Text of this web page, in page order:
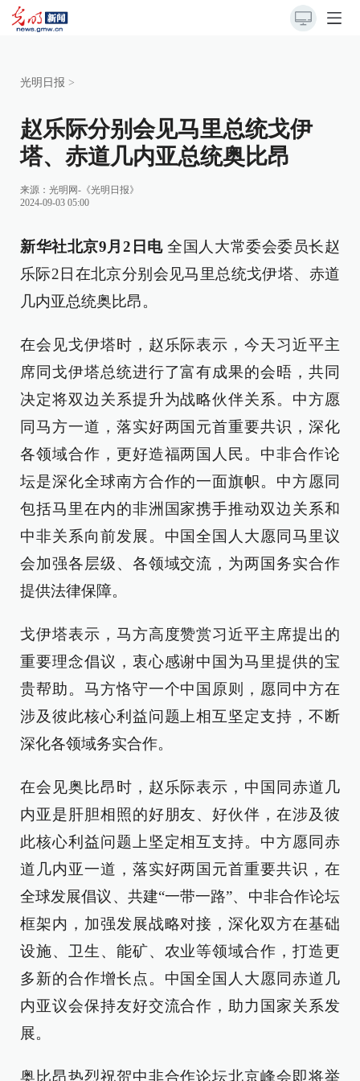
光明日报 >
赵乐际分别会见马里总统戈伊
塔、赤道几内亚总统奥比昂
来源： 光明网-《光明日报》
2024-09-03 05:00
新华社北京9月2日电全国人大常委会委员长赵
乐际2日在北京分别会见马里总统戈伊塔、赤道
几内亚总统奥比昂。
在会见戈伊塔时，赵乐际表示，今天习近平主
席同戈伊塔总统进行了富有成果的会晤，共同
决定将双边关系提升为战略伙伴关系。中方愿
同马方一道，落实好两国元首重要共识，深化
各领域合作，更好造福两国人民。中非合作论
坛是深化全球南方合作的一面旗帜。中方愿同
包括马里在内的非洲国家携手推动双边关系和
中非关系向前发展。中国全国人大愿同马里议
会加强各层级、各领域交流，为两国务实合作
提供法律保障。
戈伊塔表示，马方高度赞赏习近平主席提出的
重要理念倡议，衷心感谢中国为马里提供的宝
贵帮助。马方恪守一个中国原则，愿同中方在
涉及彼此核心利益问题上相互坚定支持，不断
深化各领域务实合作。
在会见奥比昂时，赵乐际表示，中国同赤道几
内亚是肝胆相照的好朋友、好伙伴，在涉及彼
此核心利益问题上坚定相互支持。中方愿同赤
道几内亚一道，落实好两国元首重要共识，在
全球发展倡议、共建“一带一路”、中非合作论坛
框架内，加强发展战略对接，深化双方在基础
设施、卫生、能矿、农业等领域合作，打造更
多新的合作增长点。中国全国人大愿同赤道几
内亚议会保持友好交流合作，助力国家关系发
展。
奥比昂热烈祝贺中非合作论坛北京峰会即将举